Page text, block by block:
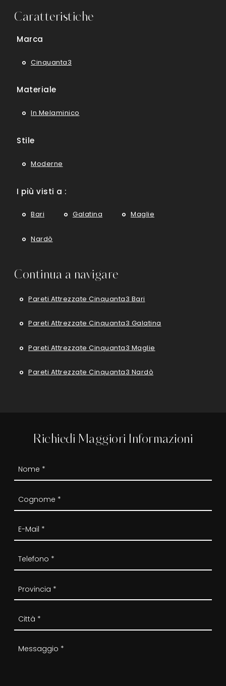
Caratteristiche
Marca
Cinquanta3
Materiale
In Melaminico
Stile
Moderne
I più visti a :
Bari Galatina Maglie
Nardò
Continua a navigare
Pareti Attrezzate Cinquanta3 Bari
Pareti Attrezzate Cinquanta3 Galatina
Pareti Attrezzate Cinquanta3 Maglie
Pareti Attrezzate Cinquanta3 Nardò
Richiedi Maggiori Informazioni